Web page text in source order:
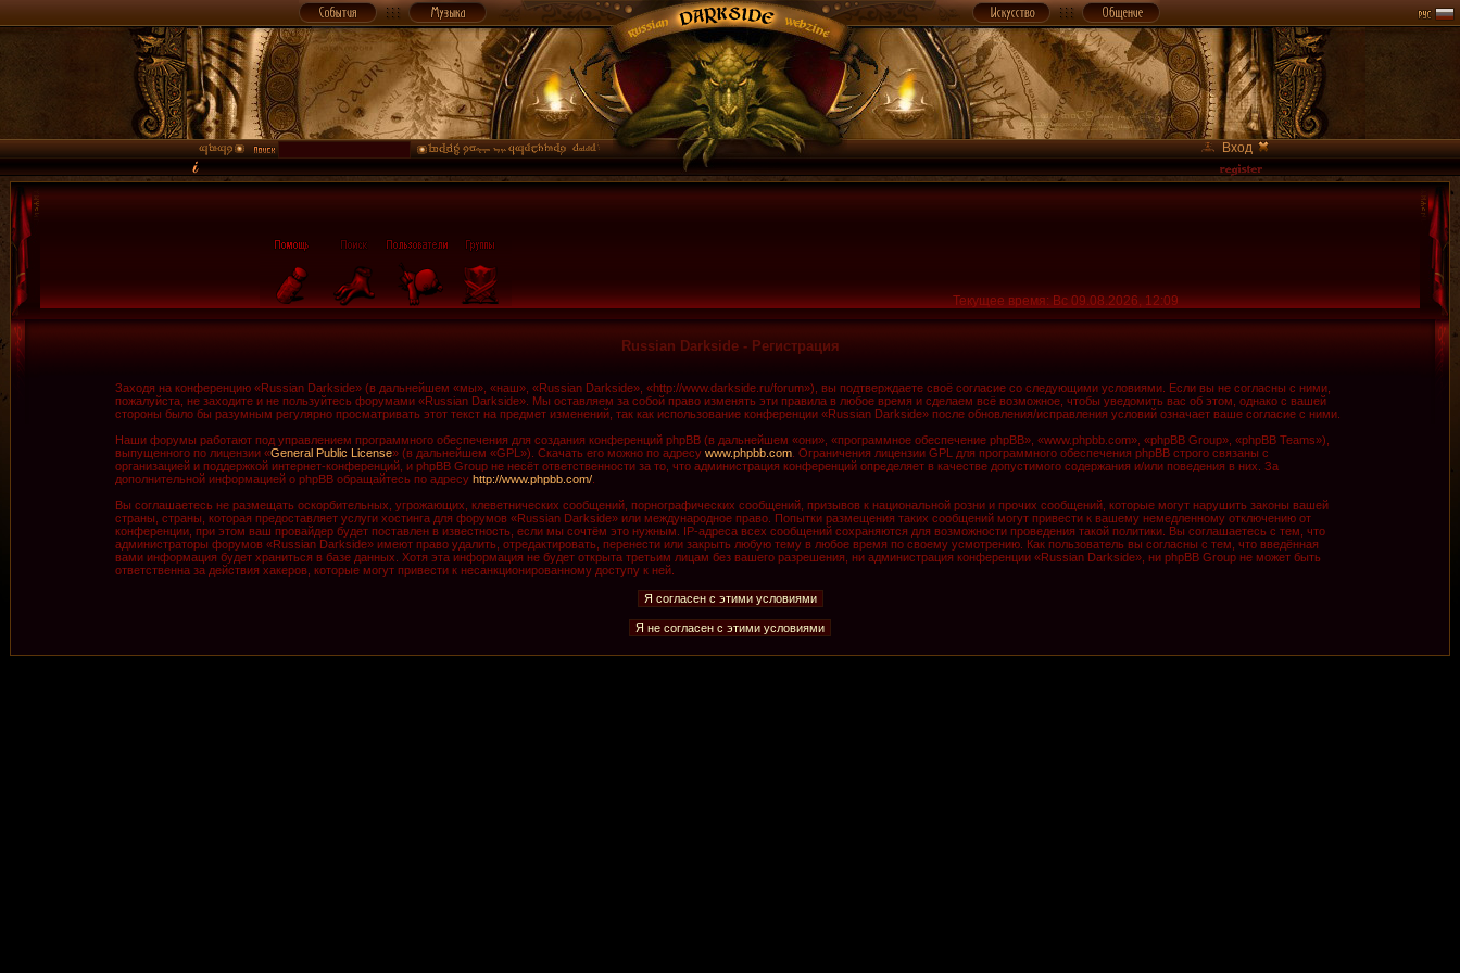
Вход
Текущее время: Вс 09.08.2026, 12:09
Russian Darkside - Регистрация
Заходя на конференцию «Russian Darkside» (в дальнейшем «мы», «наш», «Russian Darkside», «http://www.darkside.ru/forum»), вы подтверждаете своё согласие со следующими условиями. Если вы не согласны с ними,
пожалуйста, не заходите и не пользуйтесь форумами «Russian Darkside». Мы оставляем за собой право изменять эти правила в любое время и сделаем всё возможное, чтобы уведомить вас об этом, однако с вашей
стороны было бы разумным регулярно просматривать этот текст на предмет изменений, так как использование конференции «Russian Darkside» после обновления/исправления условий означает ваше согласие с ними.
Наши форумы работают под управлением программного обеспечения для создания конференций phpBB (в дальнейшем «они», «программное обеспечение phpBB», «www.phpbb.com», «phpBB Group», «phpBB Teams»),
выпущенного по лицензии «General Public License» (в дальнейшем «GPL»). Скачать его можно по адресу www.phpbb.com. Ограничения лицензии GPL для программного обеспечения phpBB строго связаны с
организацией и поддержкой интернет-конференций, и phpBB Group не несёт ответственности за то, что администрация конференций определяет в качестве допустимого содержания и/или поведения в них. За
дополнительной информацией о phpBB обращайтесь по адресу http://www.phpbb.com/.
Вы соглашаетесь не размещать оскорбительных, угрожающих, клеветнических сообщений, порнографических сообщений, призывов к национальной розни и прочих сообщений, которые могут нарушить законы вашей
страны, страны, которая предоставляет услуги хостинга для форумов «Russian Darkside» или международное право. Попытки размещения таких сообщений могут привести к вашему немедленному отключению от
конференции, при этом ваш провайдер будет поставлен в известность, если мы сочтём это нужным. IP-адреса всех сообщений сохраняются для возможности проведения такой политики. Вы соглашаетесь с тем, что
администраторы форумов «Russian Darkside» имеют право удалить, отредактировать, перенести или закрыть любую тему в любое время по своему усмотрению. Как пользователь вы согласны с тем, что введённая
вами информация будет храниться в базе данных. Хотя эта информация не будет открыта третьим лицам без вашего разрешения, ни администрация конференции «Russian Darkside», ни phpBB Group не может быть
ответственна за действия хакеров, которые могут привести к несанкционированному доступу к ней.